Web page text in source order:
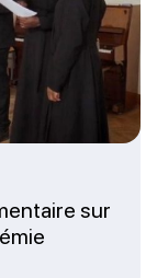
sur